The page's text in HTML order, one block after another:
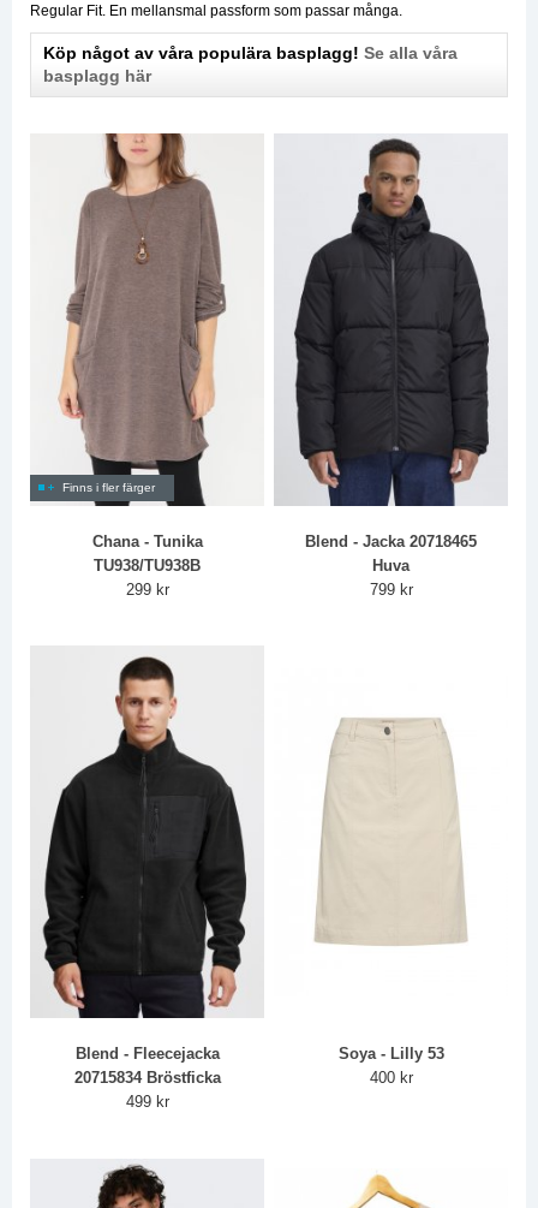
Regular Fit. En mellansmal passform som passar många.
Köp något av våra populära basplagg! Se alla våra
basplagg här
Finns i fler färger
Chana - Tunika
TU938/TU938B
299 kr
Blend - Jacka 20718465
Huva
799 kr
Blend - Fleecejacka
20715834 Bröstficka
499 kr
Soya - Lilly 53
400 kr